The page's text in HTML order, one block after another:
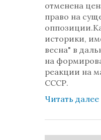
отменена
право на
историки,
весна" в
на
реакции на
СССР.
Читать далее